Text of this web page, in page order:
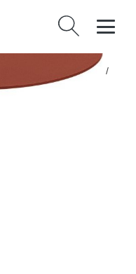
Vyhledávání
> Odkládací stolky
/
Ande – noo.ma